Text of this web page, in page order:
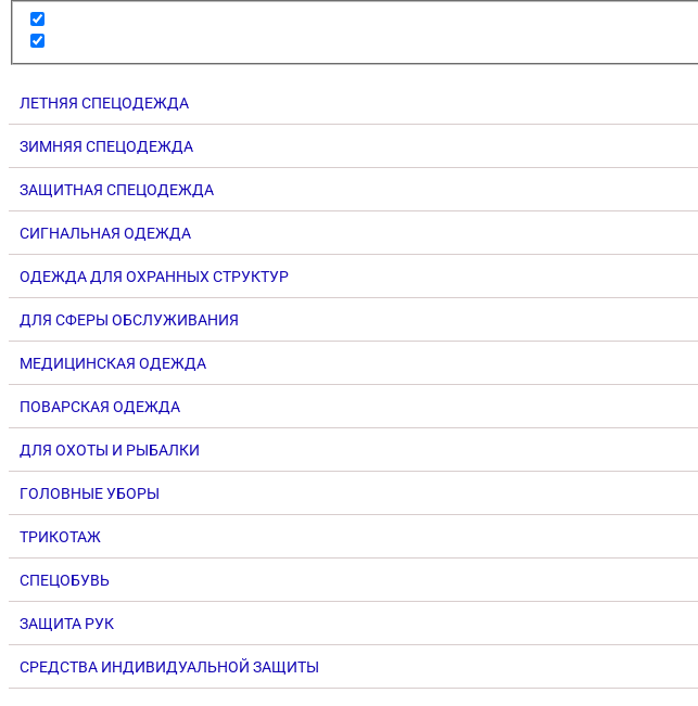
ЛЕТНЯЯ СПЕЦОДЕЖДА
ЗИМНЯЯ СПЕЦОДЕЖДА
ЗАЩИТНАЯ СПЕЦОДЕЖДА
СИГНАЛЬНАЯ ОДЕЖДА
ОДЕЖДА ДЛЯ ОХРАННЫХ СТРУКТУР
ДЛЯ СФЕРЫ ОБСЛУЖИВАНИЯ
МЕДИЦИНСКАЯ ОДЕЖДА
ПОВАРСКАЯ ОДЕЖДА
ДЛЯ ОХОТЫ И РЫБАЛКИ
ГОЛОВНЫЕ УБОРЫ
ТРИКОТАЖ
СПЕЦОБУВЬ
ЗАЩИТА РУК
СРЕДСТВА ИНДИВИДУАЛЬНОЙ ЗАЩИТЫ